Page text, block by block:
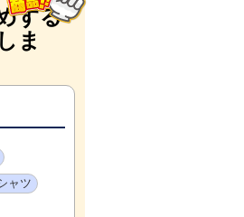
する
ま
ャツ